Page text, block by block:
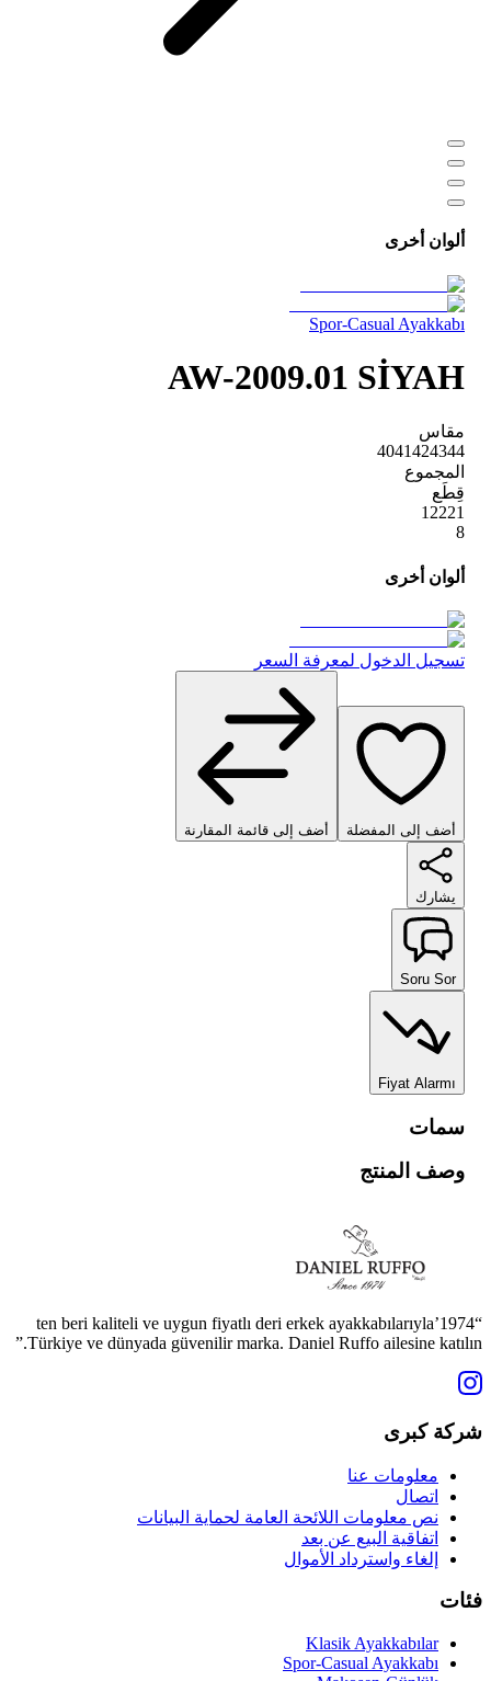
ألوان أخرى
Spor-Casual Ayakkabı
AW-2009.01 SİYAH
مقاس
4041424344
المجموع
قِطَع
12221
8
ألوان أخرى
تسجيل الدخول لمعرفة السعر
أضف إلى المفضلة أضف إلى قائمة المقارنة
يشارك
Soru Sor
Fiyat Alarmı
سمات
وصف المنتج
“1974’ten beri kaliteli ve uygun fiyatlı deri erkek ayakkabılarıyla
Türkiye ve dünyada güvenilir marka. Daniel Ruffo ailesine katılın.”
شركة كبرى
معلومات عنا
اتصال
نص معلومات اللائحة العامة لحماية البيانات
اتفاقية البيع عن بعد
إلغاء واسترداد الأموال
فئات
Klasik Ayakkabılar
Spor-Casual Ayakkabı